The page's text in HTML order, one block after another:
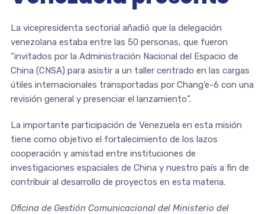
La vicepresidenta sectorial añadió que la delegación
venezolana estaba entre las 50 personas, que fueron
“invitados por la Administración Nacional del Espacio de
China (CNSA) para asistir a un taller centrado en las cargas
útiles internacionales transportadas por Chang’e-6 con una
revisión general y presenciar el lanzamiento”.
La importante participación de Venezuela en esta misión
tiene como objetivo el fortalecimiento de los lazos
cooperación y amistad entre instituciones de
investigaciones espaciales de China y nuestro país a fin de
contribuir al desarrollo de proyectos en esta materia.
Oficina de Gestión Comunicacional del Ministerio del